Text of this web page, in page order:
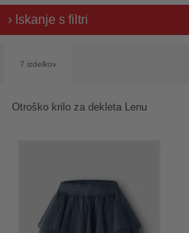
› Iskanje s filtri
7 izdelkov
Otroško krilo za dekleta Lenu